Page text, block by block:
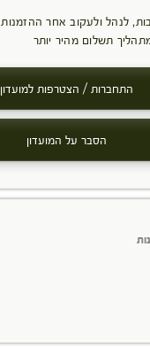
לנהל ולעקוב אחר ההזמנות
תשלום מהיר יותר
התחברות / הצטרפות למועדון
הסבר על המועדון